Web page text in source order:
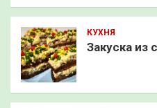
КУХНЯ
Закуска из